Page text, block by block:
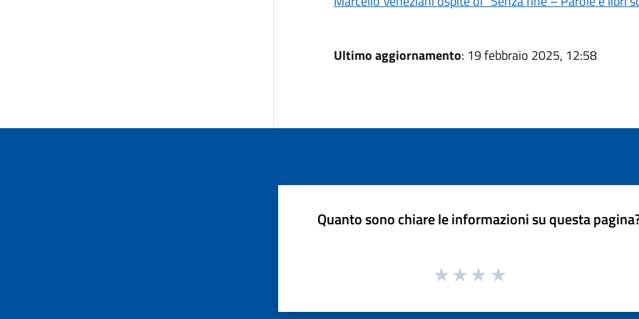
Ultimo aggiornamento: 19 febbraio 2025, 12:58
Quanto sono chiare le informazioni su questa